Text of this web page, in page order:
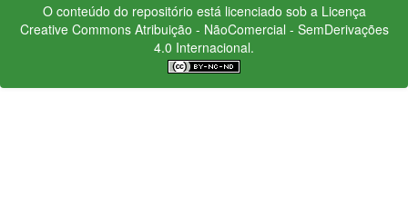
O conteúdo do repositório está licenciado sob a Licença
Creative CommonsAtribuição - NãoComercial - SemDerivações
4.0 Internacional.